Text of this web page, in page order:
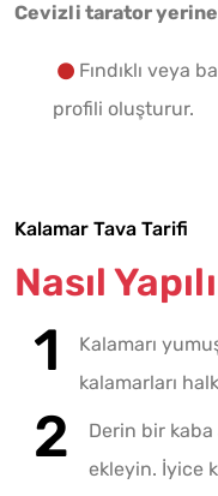
Cevizli tarator
Fındıklı veya
profili oluşturur.
Kalamar Tava Tarifi
Nasıl
Kalamarı
kalamarları
Derin bir
ekleyin. İyice